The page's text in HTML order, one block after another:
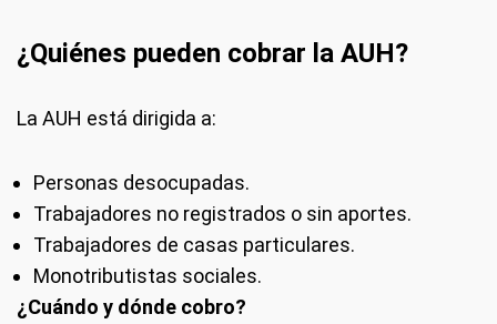
¿Quiénes pueden cobrar la AUH?
La AUH está dirigida a:
Personas desocupadas.
Trabajadores no registrados o sin aportes.
Trabajadores de casas particulares.
Monotributistas sociales.
¿Cuándo y dónde cobro?